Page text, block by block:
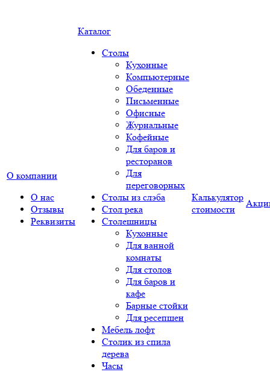
О компании
О нас
Отзывы
Реквизиты
Каталог
Столы
Кухонные
Компьютерные
Обеденные
Письменные
Офисные
Журнальные
Кофейные
Для баров и
ресторанов
Для
переговорных
Столы из слэба
Стол река
Столешницы
Кухонные
Для ванной
комнаты
Для столов
Для баров и
кафе
Барные стойки
Для ресепшен
Мебель лофт
Столик из спила
дерева
Часы
Калькулятор
стоимости